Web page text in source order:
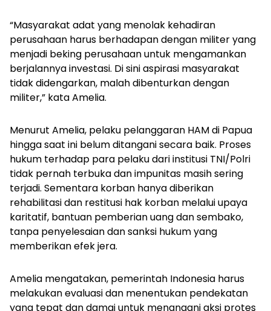
“Masyarakat adat yang menolak kehadiran
perusahaan harus berhadapan dengan militer yang
menjadi beking perusahaan untuk mengamankan
berjalannya investasi. Di sini aspirasi masyarakat
tidak didengarkan, malah dibenturkan dengan
militer,” kata Amelia.
Menurut Amelia, pelaku pelanggaran HAM di Papua
hingga saat ini belum ditangani secara baik. Proses
hukum terhadap para pelaku dari institusi TNI/Polri
tidak pernah terbuka dan impunitas masih sering
terjadi. Sementara korban hanya diberikan
rehabilitasi dan restitusi hak korban melalui upaya
karitatif, bantuan pemberian uang dan sembako,
tanpa penyelesaian dan sanksi hukum yang
memberikan efek jera.
Amelia mengatakan, pemerintah Indonesia harus
melakukan evaluasi dan menentukan pendekatan
yang tepat dan damai untuk menangani aksi protes